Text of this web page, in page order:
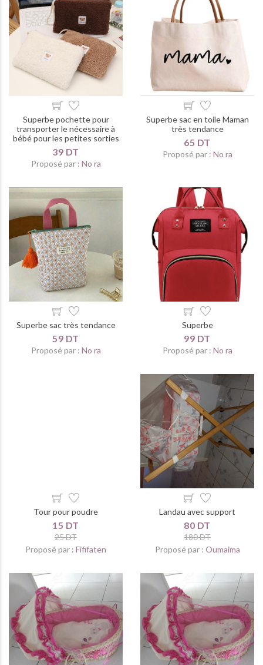
Superbe pochette pour
transporter le nécessaire à
bébé pour les petites sorties
39 DT
Proposé par : No ra
Superbe sac en toile Maman
très tendance
65 DT
Proposé par : No ra
Superbe sac très tendance
59 DT
Proposé par : No ra
Superbe
99 DT
Proposé par : No ra
Tour pour poudre
15 DT
25 DT
Proposé par : Fififaten
Landau avec support
80 DT
180 DT
Proposé par : Oumaima